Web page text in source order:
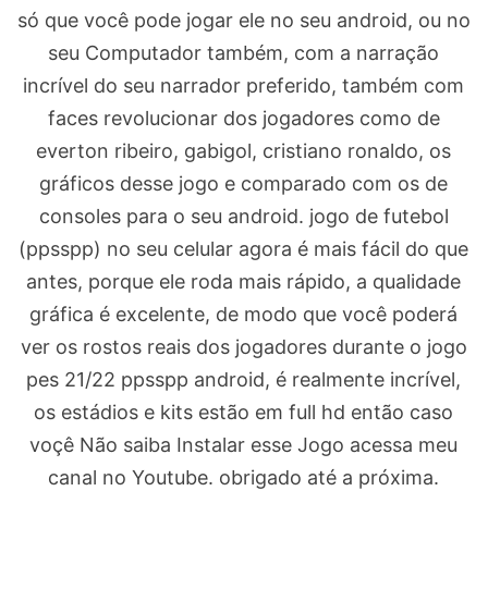
só que você pode jogar ele no seu android, ou no
seu Computador também, com a narração
incrível do seu narrador preferido, também com
faces revolucionar dos jogadores como de
everton ribeiro, gabigol, cristiano ronaldo, os
gráficos desse jogo e comparado com os de
consoles para o seu android. jogo de futebol
(ppsspp) no seu celular agora é mais fácil do que
antes, porque ele roda mais rápido, a qualidade
gráfica é excelente, de modo que você poderá
ver os rostos reais dos jogadores durante o jogo
pes 21/22 ppsspp android, é realmente incrível,
os estádios e kits estão em full hd então caso
voçê Não saiba Instalar esse Jogo acessa meu
canal no Youtube. obrigado até a próxima.